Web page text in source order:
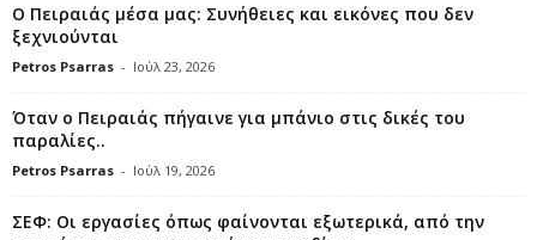
Ο Πειραιάς μέσα μας: Συνήθειες και εικόνες που δεν
ξεχνιούνται
Petros Psarras - Ιούλ 23, 2026
Όταν ο Πειραιάς πήγαινε για μπάνιο στις δικές του
παραλίες..
Petros Psarras - Ιούλ 19, 2026
ΣΕΦ: Οι εργασίες όπως φαίνονται εξωτερικά, από την